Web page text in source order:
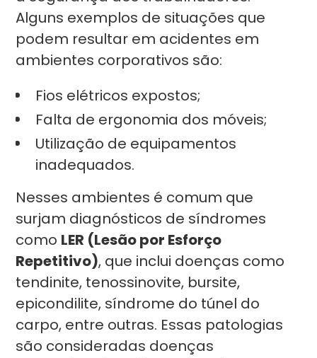
Alguns exemplos de situações que
podem resultar em acidentes em
ambientes corporativos são:
Fios elétricos expostos;
Falta de ergonomia dos móveis;
Utilização de equipamentos
inadequados.
Nesses ambientes é comum que
surjam diagnósticos de síndromes
como LER (Lesão por Esforço
Repetitivo), que inclui doenças como
tendinite, tenossinovite, bursite,
epicondilite, síndrome do túnel do
carpo, entre outras. Essas patologias
são consideradas doenças